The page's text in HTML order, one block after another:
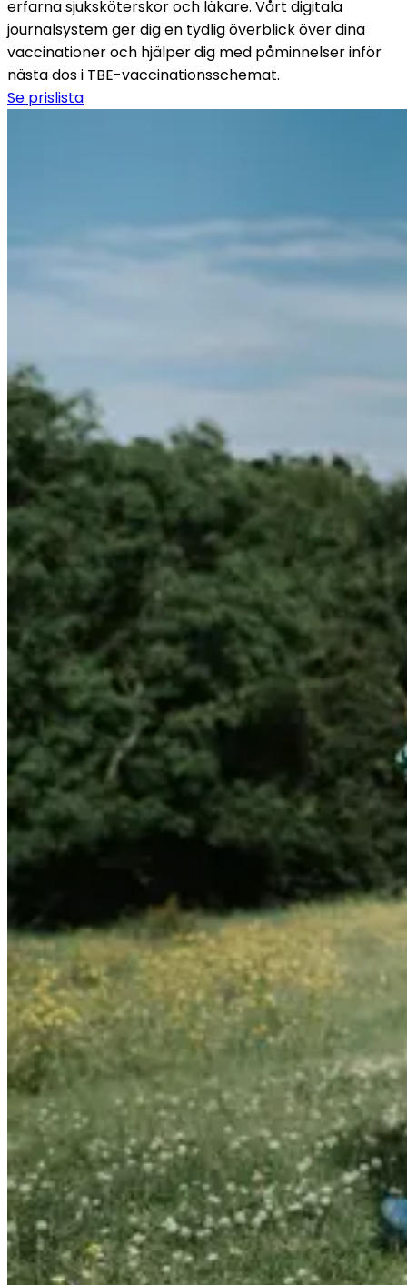
erfarna sjuksköterskor och läkare. Vårt digitala
journalsystem ger dig en tydlig överblick över dina
vaccinationer och hjälper dig med påminnelser inför
nästa dos i TBE-vaccinationsschemat.
Se prislista